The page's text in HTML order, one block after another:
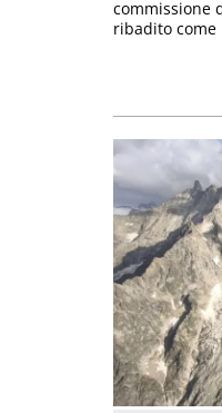
commissione
ribadito come